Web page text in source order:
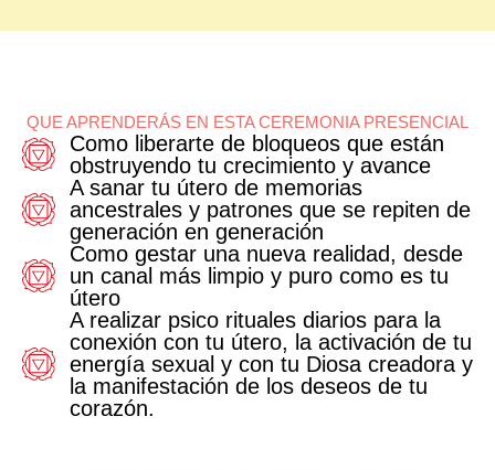
QUE APRENDERÁS EN ESTA CEREMONIA PRESENCIAL
Como liberarte de bloqueos que están
obstruyendo tu crecimiento y avance
A sanar tu útero de memorias
ancestrales y patrones que se repiten de
generación en generación
Como gestar una nueva realidad, desde
un canal más limpio y puro como es tu
útero
A realizar psico rituales diarios para la
conexión con tu útero, la activación de tu
energía sexual y con tu Diosa creadora y
la manifestación de los deseos de tu
corazón.